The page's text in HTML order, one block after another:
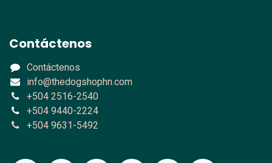
Contáctenos
Contáctenos
info@thedogshophn.com
+504 2516-2540
+504 9440-2224
+504 9631-5492